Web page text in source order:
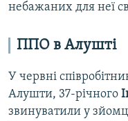
небажаних для неї
ППО в Алушті
У червні
Алушти, 37-річного
звинуватили у